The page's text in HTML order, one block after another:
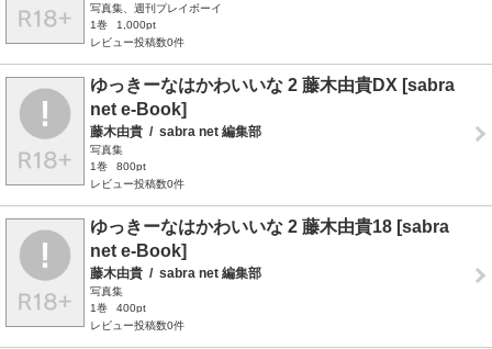
写真集、週刊プレイボーイ
1巻
1,000pt
レビュー投稿数0件
ゆっきーなはかわいいな 2 藤木由貴DX [sabra
net e-Book]
藤木由貴 / sabra net 編集部
写真集
1巻
800pt
レビュー投稿数0件
ゆっきーなはかわいいな 2 藤木由貴18 [sabra
net e-Book]
藤木由貴 / sabra net 編集部
写真集
1巻
400pt
レビュー投稿数0件